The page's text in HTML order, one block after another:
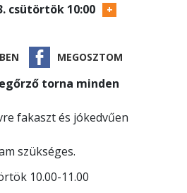
csütörtök 10:00
MEGOSZTOM
torna minden
fakaszt és jókedvűen
szükséges.
10.00-11.00